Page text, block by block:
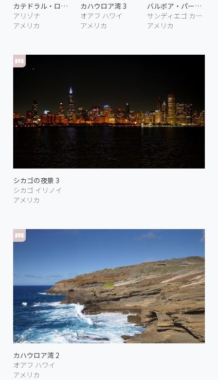
カテドラル・ロック 2
アリゾナ
アメリカ
シカゴの夜景 3
シカゴ イリノイ
アメリカ
カハウロア湾 2
オアフ ハワイ
アメリカ
カハウロア湾 3
オアフ ハワイ
アメリカ
バルボア・パーク 4
サンディエゴ カリフォルニア
アメリカ